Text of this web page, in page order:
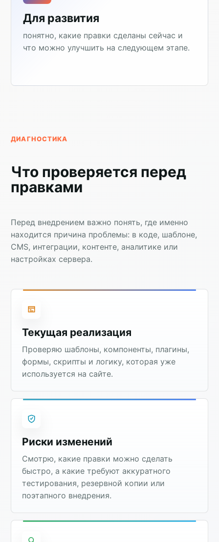
Для развития
понятно, какие правки сделаны сейчас и
что можно улучшить на следующем этапе.
ДИАГНОСТИКА
Что проверяется перед
правками
Перед внедрением важно понять, где именно
находится причина проблемы: в коде, шаблоне,
CMS, интеграции, контенте, аналитике или
настройках сервера.
Текущая реализация
Проверяю шаблоны, компоненты, плагины,
формы, скрипты и логику, которая уже
используется на сайте.
Риски изменений
Смотрю, какие правки можно сделать
быстро, а какие требуют аккуратного
тестирования, резервной копии или
поэтапного внедрения.